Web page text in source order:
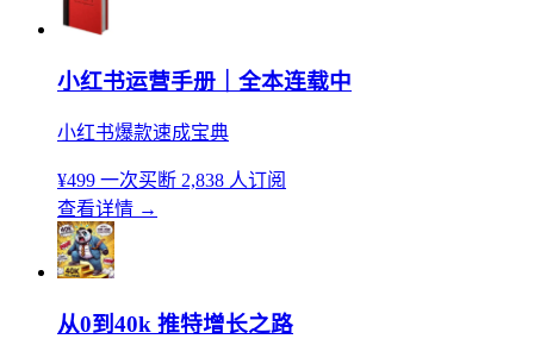
小红书运营手册｜全本连载中
小红书爆款速成宝典
¥499 一次买断 2,838 人订阅
查看详情 →
从0到40k 推特增长之路